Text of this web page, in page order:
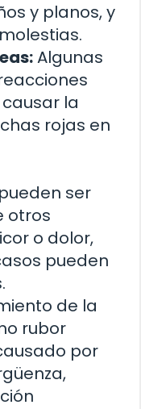
y planos, y
Algunas
la
rojas en
ser
otros
o dolor,
pueden
de la
rubor
por